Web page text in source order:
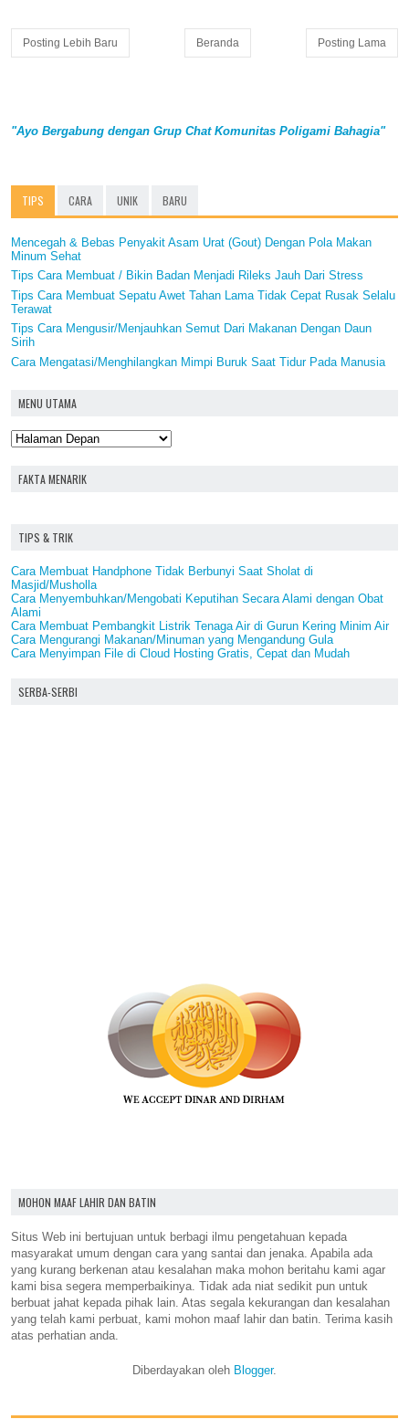
Posting Lebih Baru Posting Lama
Beranda
"Ayo Bergabung dengan Grup Chat Komunitas Poligami Bahagia"
TIPS CARA UNIK BARU
Mencegah & Bebas Penyakit Asam Urat (Gout) Dengan Pola Makan
Minum Sehat
Tips Cara Membuat / Bikin Badan Menjadi Rileks Jauh Dari Stress
Tips Cara Membuat Sepatu Awet Tahan Lama Tidak Cepat Rusak Selalu
Terawat
Tips Cara Mengusir/Menjauhkan Semut Dari Makanan Dengan Daun
Sirih
Cara Mengatasi/Menghilangkan Mimpi Buruk Saat Tidur Pada Manusia
MENU UTAMA
FAKTA MENARIK
TIPS & TRIK
Cara Membuat Handphone Tidak Berbunyi Saat Sholat di
Masjid/Musholla
Cara Menyembuhkan/Mengobati Keputihan Secara Alami dengan Obat
Alami
Cara Membuat Pembangkit Listrik Tenaga Air di Gurun Kering Minim Air
Cara Mengurangi Makanan/Minuman yang Mengandung Gula
Cara Menyimpan File di Cloud Hosting Gratis, Cepat dan Mudah
SERBA-SERBI
MOHON MAAF LAHIR DAN BATIN
Situs Web ini bertujuan untuk berbagi ilmu pengetahuan kepada
masyarakat umum dengan cara yang santai dan jenaka. Apabila ada
yang kurang berkenan atau kesalahan maka mohon beritahu kami agar
kami bisa segera memperbaikinya. Tidak ada niat sedikit pun untuk
berbuat jahat kepada pihak lain. Atas segala kekurangan dan kesalahan
yang telah kami perbuat, kami mohon maaf lahir dan batin. Terima kasih
atas perhatian anda.
Diberdayakan oleh Blogger.